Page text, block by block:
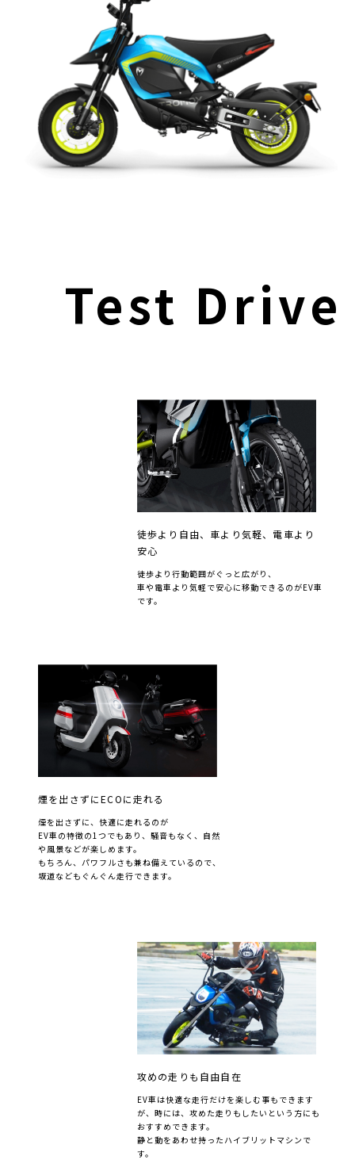
Test Drive
徒歩より⾃由、⾞より気軽、電⾞より
安⼼
徒歩より⾏動範囲がぐっと広がり、
⾞や電⾞より気軽で安⼼に移動できるのがEV車
です。
煙を出さずにECOに⾛れる
煙を出さずに、快適に走れるのが
EV車の特徴の1つでもあり、 騒音もなく、自然
や風景などが楽しめます。
もちろん、パワフルさも兼ね備えているので、
坂道などもぐんぐん走行できます。
攻めの走りも自由自在
EV車は快適な走行だけを楽しむ事もできます
が、 時には、攻めた走りもしたいという方にも
おすすめできます。
静と動をあわせ持ったハイブリットマシンで
す。